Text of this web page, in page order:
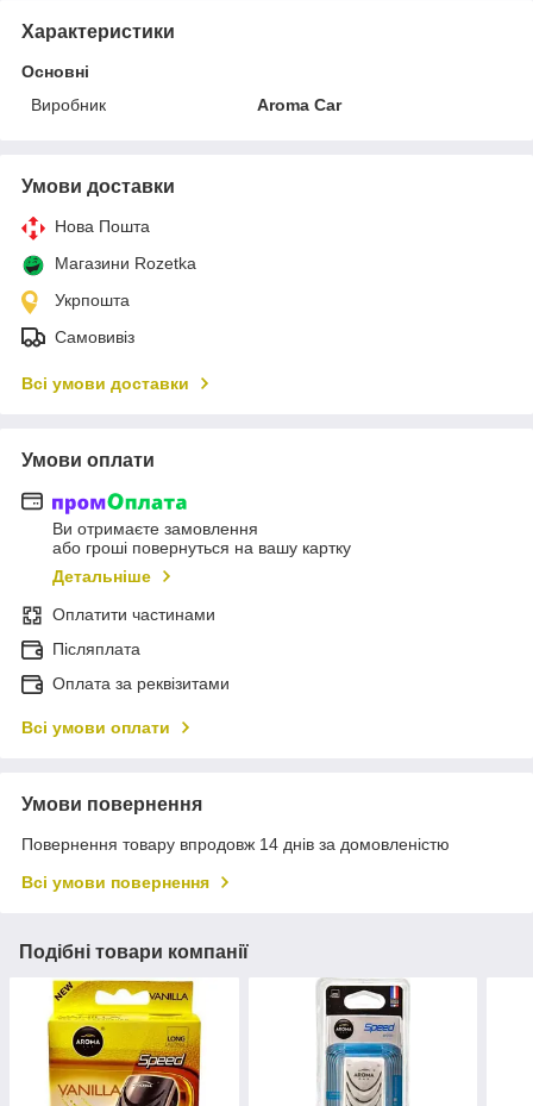
Характеристики
Основні
Виробник
Aroma Car
Умови доставки
Нова Пошта
Магазини Rozetka
Укрпошта
Самовивіз
Всі умови доставки
Умови оплати
Ви отримаєте замовлення
або гроші повернуться на вашу картку
Детальніше
Оплатити частинами
Післяплата
Оплата за реквізитами
Всі умови оплати
Умови повернення
Повернення товару впродовж 14 днів за домовленістю
Всі умови повернення
Подібні товари компанії